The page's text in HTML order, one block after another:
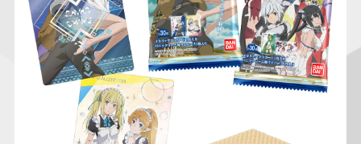
仮面ライダーシリー
ズ
ガンダムシリーズ
キャラパキ
にふぉるめーしょん
＆スクエアシール